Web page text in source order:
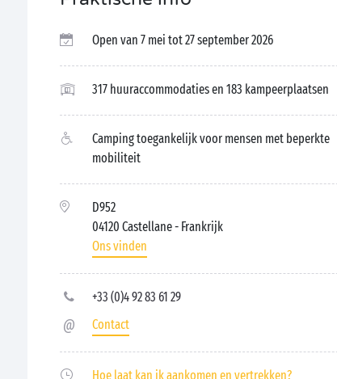
Open van 7 mei tot 27 september 2026
317 huuraccommodaties en 183 kampeerplaatsen
Camping toegankelijk voor mensen met beperkte
mobiliteit
D952
04120 Castellane- Frankrijk
Ons vinden
+33 (0)4 92 83 61 29
Contact
Hoe laat kan ik aankomen en vertrekken?